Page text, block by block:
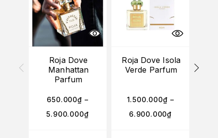
Roja Dove
Manhattan
Parfum
650.000₫ –
5.900.000₫
Roja Dove Isola
Verde Parfum
1.500.000₫ –
6.900.000₫